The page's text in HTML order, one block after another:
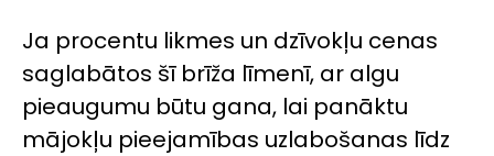
Ja procentu likmes un dzīvokļu cenas
saglabātos šī brīža līmenī, ar algu
pieaugumu būtu gana, lai panāktu
mājokļu pieejamības uzlabošanas līdz